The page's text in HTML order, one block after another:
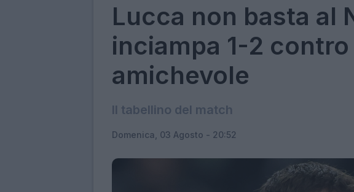
Lucca non basta al
inciampa 1-2
amichevole
Il tabellino del match
Domenica, 03 Agosto - 20:52